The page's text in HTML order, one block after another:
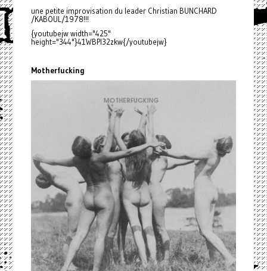
une petite improvisation du leader Christian BUNCHARD
/KABOUL/1978!!!
{youtubejw width="425"
height="344"}41WBPl32zkw{/youtubejw}
Motherfucking